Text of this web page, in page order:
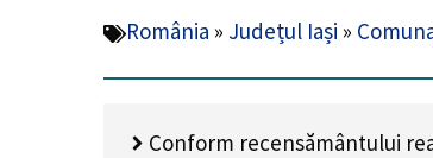
România » Județul Iași »
Conform recensământului